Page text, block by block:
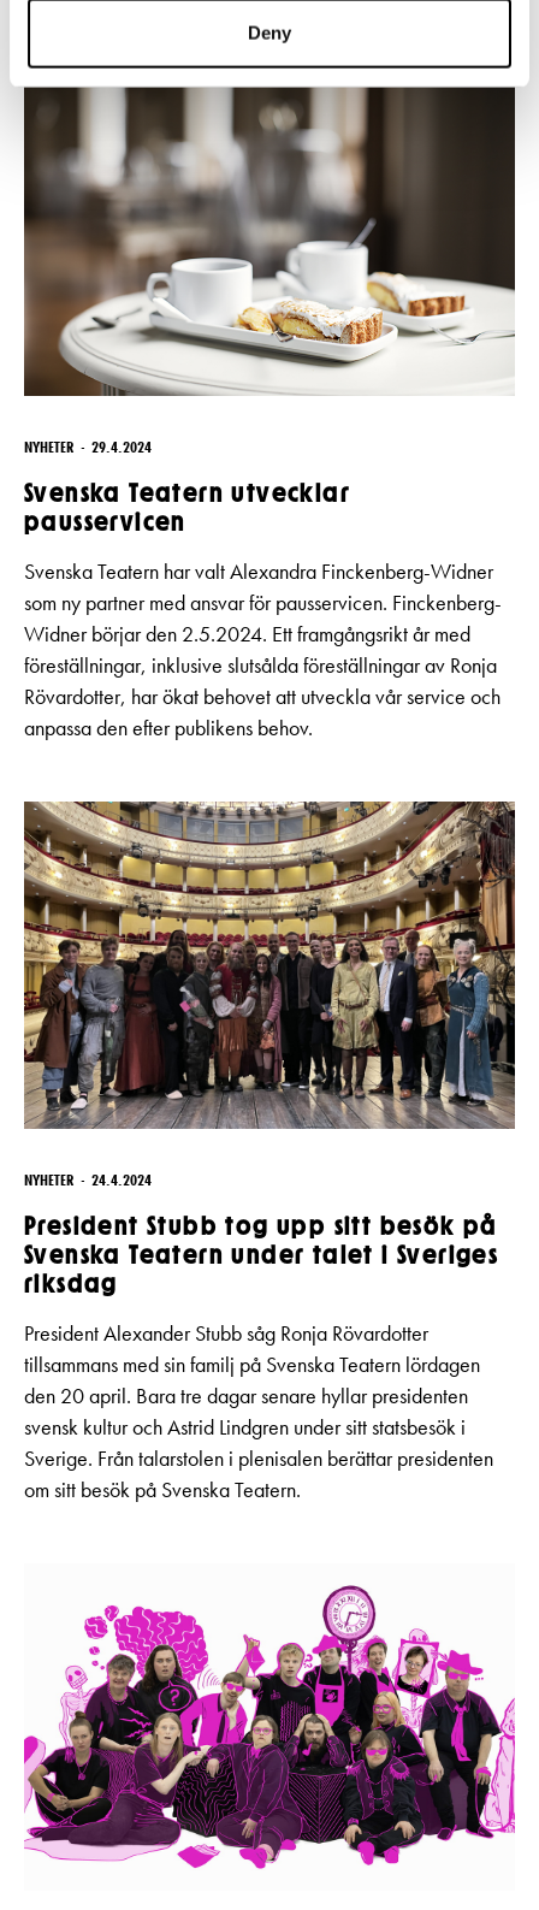
Deny
NYHETER 29.4.2024
Svenska Teatern utvecklar
pausservicen
Svenska Teatern har valt Alexandra Finckenberg-Widner
som ny partner med ansvar för pausservicen. Finckenberg-
Widner börjar den 2.5.2024. Ett framgångsrikt år med
föreställningar, inklusive slutsålda föreställningar av Ronja
Rövardotter, har ökat behovet att utveckla vår service och
anpassa den efter publikens behov.
NYHETER 24.4.2024
President Stubb tog upp sitt besök på
Svenska Teatern under talet i Sveriges
riksdag
President Alexander Stubb såg Ronja Rövardotter
tillsammans med sin familj på Svenska Teatern lördagen
den 20 april. Bara tre dagar senare hyllar presidenten
svensk kultur och Astrid Lindgren under sitt statsbesök i
Sverige. Från talarstolen i plenisalen berättar presidenten
om sitt besök på Svenska Teatern.